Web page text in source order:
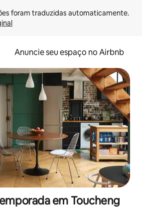
Anuncie seu espaço no Airbnb
em Toucheng